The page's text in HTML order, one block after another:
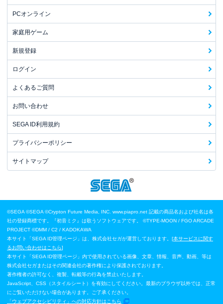
PCオンライン
家庭用ゲーム
新規登録
ログイン
よくあるご質問
お問い合わせ
SEGA ID利用規約
プライバシーポリシー
サイトマップ
©SEGA ©SEGA ©Crypton Future Media, INC. www.piapro.net 記載の商品名および社名は各
社の登録商標です。『初音ミク』は歌うソフトウェアです。
©TYPE-MOON / FGO ARCADE
PROJECT ©DMM / C2 / KADOKAWA
本サイト「SEGA ID管理ページ」は、株式会社セガが運営しております。[本サービスに関す
るお問い合わせはこちら]
本サイト「SEGA ID管理ページ」内で使用されている画像、文章、情報、音声、動画、等は
株式会社セガまたはその関連会社の著作権により保護されております。
著作権者の許可なく、複製、転載等の行為を禁止いたします。
JavaScript、CSS（スタイルシート）を有効にしてください。最新のブラウザ以外では、正常
にご覧いただけない場合があります。ご了承ください。
「ウェブアクセシビリティ」への対応方針はこちら